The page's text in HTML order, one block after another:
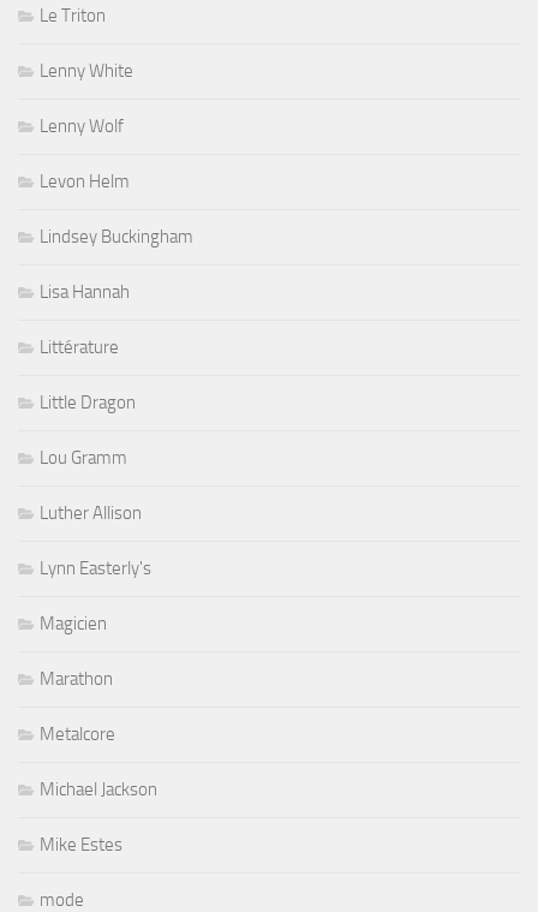
Le Triton
Lenny White
Lenny Wolf
Levon Helm
Lindsey Buckingham
Lisa Hannah
Littérature
Little Dragon
Lou Gramm
Luther Allison
Lynn Easterly's
Magicien
Marathon
Metalcore
Michael Jackson
Mike Estes
mode